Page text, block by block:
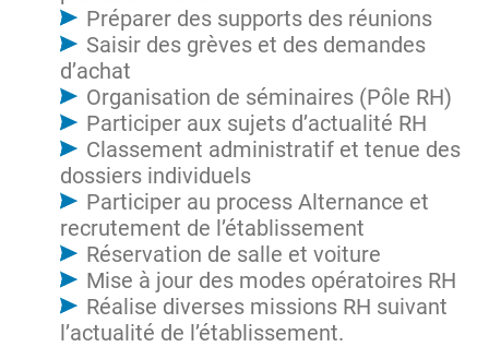
Préparer des supports des réunions
Saisir des grèves et des demandes
d’achat
Organisation de séminaires (Pôle RH)
Participer aux sujets d’actualité RH
Classement administratif et tenue des
dossiers individuels
Participer au process Alternance et
recrutement de l’établissement
Réservation de salle et voiture
Mise à jour des modes opératoires RH
Réalise diverses missions RH suivant
l’actualité de l’établissement.